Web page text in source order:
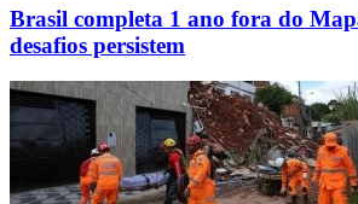
Brasil completa 1 ano fora do
desafios persistem